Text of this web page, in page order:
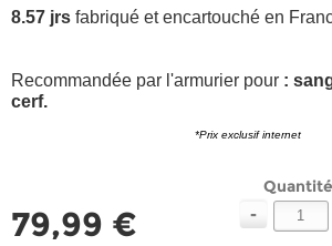
8.57 jrs fabriqué et encartouché en
Recommandée par l'armurier pour :
cerf.
*Prix exclusif internet
79,99 € -